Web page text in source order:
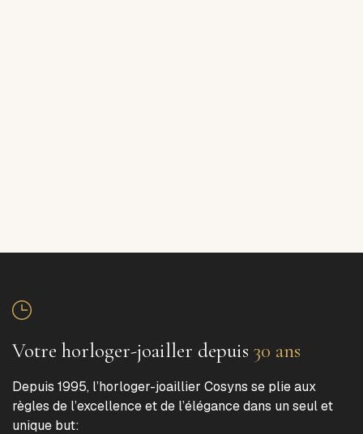
Votre horloger-joailler depuis 30 ans
Depuis 1995, l’horloger-joaillier Cosyns se plie aux
règles de l’excellence et de l’élégance dans un seul et
unique but: